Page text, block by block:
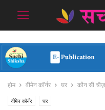
होम वीमेन कॉर्नर घर कौन सी
वीमेन कॉर्नर घर